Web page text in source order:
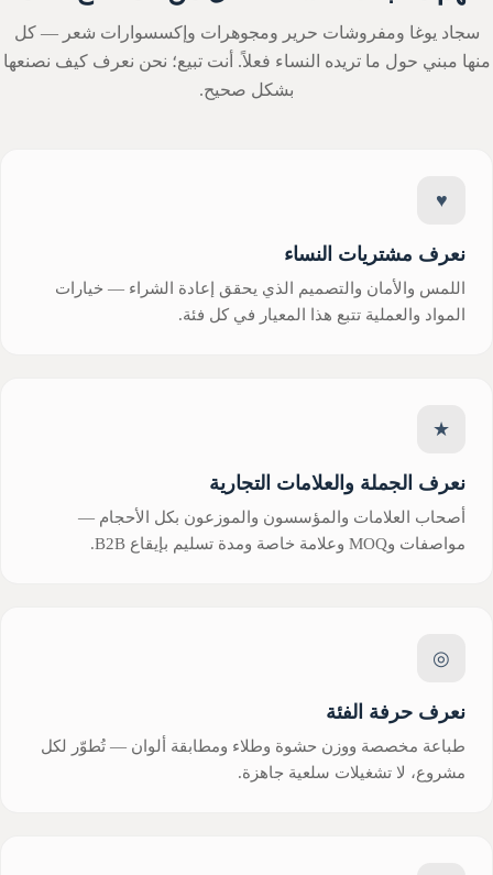
سجاد يوغا ومفروشات حرير ومجوهرات وإكسسوارات شعر — كل
منها مبني حول ما تريده النساء فعلاً. أنت تبيع؛ نحن نعرف كيف نصنعها
بشكل صحيح.
♥
نعرف مشتريات النساء
اللمس والأمان والتصميم الذي يحقق إعادة الشراء — خيارات
المواد والعملية تتبع هذا المعيار في كل فئة.
★
نعرف الجملة والعلامات التجارية
أصحاب العلامات والمؤسسون والموزعون بكل الأحجام —
مواصفات وMOQ وعلامة خاصة ومدة تسليم بإيقاع B2B.
◎
نعرف حرفة الفئة
طباعة مخصصة ووزن حشوة وطلاء ومطابقة ألوان — تُطوّر لكل
مشروع، لا تشغيلات سلعية جاهزة.